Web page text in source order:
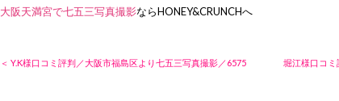
大阪天満宮で七五三写真撮影ならHONEY&CRUNCHへ
＜ Y.K様口コミ評判／大阪市福島区より七五三写真撮影／6575 堀江様口コミ